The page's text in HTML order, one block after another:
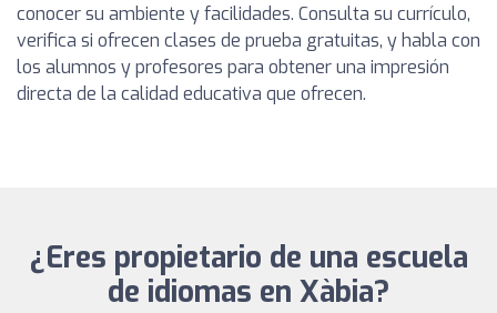
conocer su ambiente y facilidades. Consulta su currículo,
verifica si ofrecen clases de prueba gratuitas, y habla con
los alumnos y profesores para obtener una impresión
directa de la calidad educativa que ofrecen.
¿Eres propietario de una escuela
de idiomas en Xàbia?